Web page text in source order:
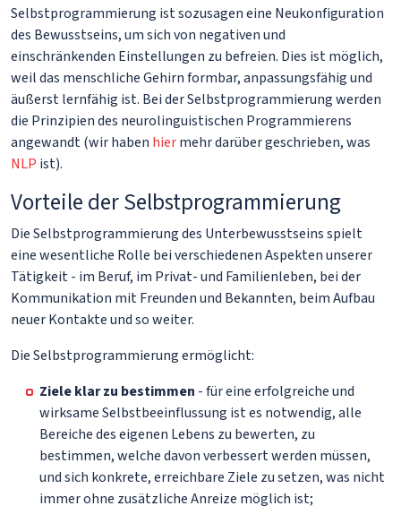
Selbstprogrammierung ist sozusagen eine Neukonfiguration
des Bewusstseins, um sich von negativen und
einschränkenden Einstellungen zu befreien. Dies ist möglich,
weil das menschliche Gehirn formbar, anpassungsfähig und
äußerst lernfähig ist. Bei der Selbstprogrammierung werden
die Prinzipien des neurolinguistischen Programmierens
angewandt (wir haben hiermehr darüber geschrieben, was
NLP ist).
Vorteile der Selbstprogrammierung
Die Selbstprogrammierung des Unterbewusstseins spielt
eine wesentliche Rolle bei verschiedenen Aspekten unserer
Tätigkeit - im Beruf, im Privat- und Familienleben, bei der
Kommunikation mit Freunden und Bekannten, beim Aufbau
neuer Kontakte und so weiter.
Die Selbstprogrammierung ermöglicht:
Ziele klar zu bestimmen - für eine erfolgreiche und
wirksame Selbstbeeinflussung ist es notwendig, alle
Bereiche des eigenen Lebens zu bewerten, zu
bestimmen, welche davon verbessert werden müssen,
und sich konkrete, erreichbare Ziele zu setzen, was nicht
immer ohne zusätzliche Anreize möglich ist;